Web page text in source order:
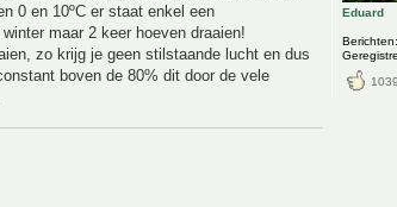
0 en 10ºC er staat enkel een
maar 2 keer hoeven draaien!
zo krijg je geen stilstaande lucht en dus
boven de 80% dit door de vele
Eduard
Berichten: